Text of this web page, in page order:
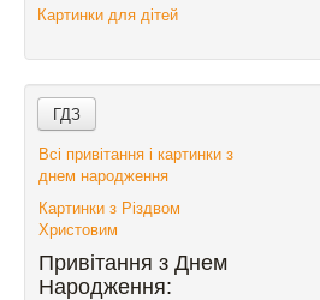
Картинки для дітей
Всі привітання і картинки з
днем народження
Картинки з Різдвом
Христовим
Привітання з Днем
Народження: